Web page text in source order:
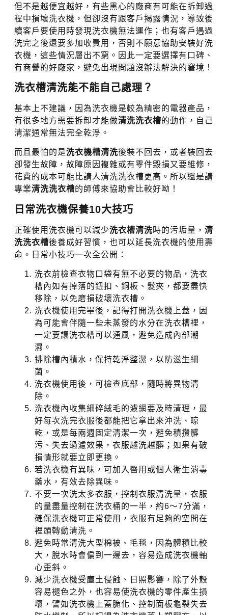
但不是越便宜越好，有些黑心的廠商有可能在拆卸過
程中損壞洗衣機，但卻沒有跟客戶揭露情況，導致後
續客戶要使用時發現洗衣機無法運作；也有客戶遇過
洗完之後還要多加收費用，否則不願意協助安裝好洗
衣機，這些情況層出不窮。因此一定要選擇有口碑、
有商譽的好廠家，避免出現問題沒辦法解決的窘境！
洗衣槽清洗能不能自己處理？
基本上不建議，因為洗衣機是較為精密的電器產品，
有很多地方需要拆卸才能做清洗洗衣槽的動作，自己
清潔通常無法完全乾淨。
而且最怕的是洗衣機槽清洗後裝不回去，或者裝回去
卻發生故障，故障原因複雜或有零件毀損又要維修，
花費的成本可能比請人清洗洗衣槽更高。所以還是請
專業清洗洗衣槽的師傅來協助會比較好呦！
日常洗衣機保養10大技巧
正確使用洗衣機可以減少洗衣槽清洗時的污垢量， 清
洗洗衣槽後養成好習慣，也可以延長洗衣機的使用壽
命。日常小技巧一次全公開：
洗衣前檢查衣物口袋有無不必要的物品，洗衣
槽內如有掉落的鈕扣、銅板、髮夾，都要盡快
移除，以免磨損破壞洗衣槽。
洗衣機使用完畢後，記得打開洗衣機上蓋，因
為可能會伴隨一些未蒸發的水分在洗衣槽裡，
一定要讓洗衣槽可以通風，避免造成內部潮
濕。
排除槽內積水，保持乾淨整潔，以防滋生細
菌。
洗衣機使用後，可檢查底部，隨時將異物清
除。
洗衣機內收集細碎絨毛的濾網要及時清理，最
好每次洗完衣服後都能把它拿出來沖洗、晾
乾，或是每兩週固定清潔一次，避免積攢髒
污、失去過濾效果，衣服越洗越髒；如果有破
損情形就要立即更換。
若洗衣機有異味，可加入醫用或個人衛生消毒
藥水，有效去除異味。
不要一次洗太多衣服，控制衣服清洗量，衣服
的量盡量控制在洗衣桶的一半，約6～7分滿，
確保洗衣機可正常使用，衣服有足夠的空間在
裡頭轉動清洗。
避免時常清洗大型棉被、毛毯，因為體積比較
大，脫水時會偏到一邊去，容易造成洗衣機軸
心歪斜。
減少洗衣機受塵土侵蝕、日照影響，除了外殼
容易褪色之外，也容易使洗衣機的零件產生損
壞，譬如洗衣機上蓋脆化、控制面板龜裂失去